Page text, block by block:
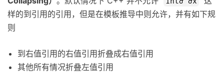
样的到引用的引用，但是在模板推导中则允许，并有如下规
则
到右值引用的右值引用折叠成右值引用
其他所有情况折叠左值引用